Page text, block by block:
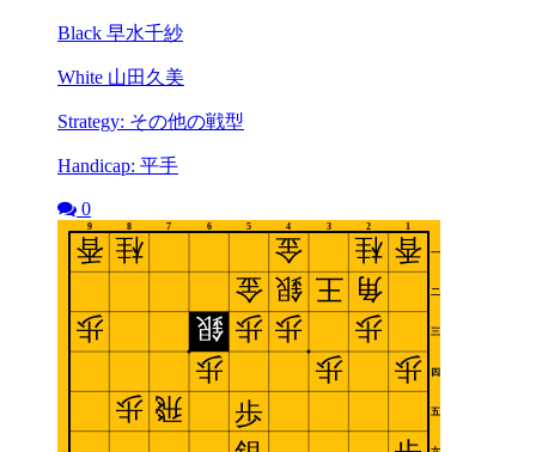
Black 早水千紗
White 山田久美
Strategy: その他の戦型
Handicap: 平手
0